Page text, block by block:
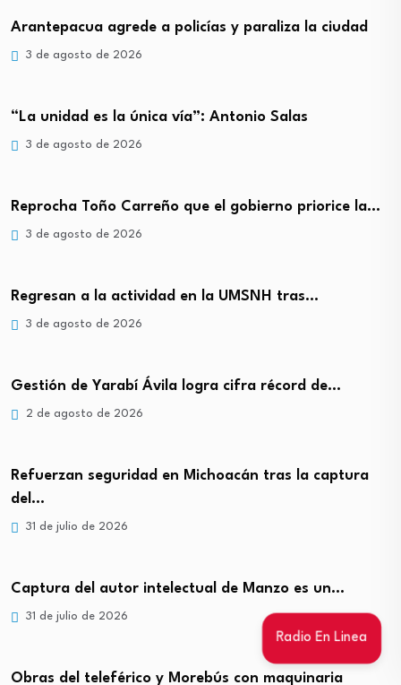
Radio En Linea
Arantepacua agrede a policías y paraliza la ciudad
3 de agosto de 2026
“La unidad es la única vía”: Antonio Salas
3 de agosto de 2026
Reprocha Toño Carreño que el gobierno priorice la…
3 de agosto de 2026
Regresan a la actividad en la UMSNH tras…
3 de agosto de 2026
Gestión de Yarabí Ávila logra cifra récord de…
2 de agosto de 2026
Refuerzan seguridad en Michoacán tras la captura
del…
31 de julio de 2026
Captura del autor intelectual de Manzo es un…
31 de julio de 2026
Obras del teleférico y Morebús con maquinaria